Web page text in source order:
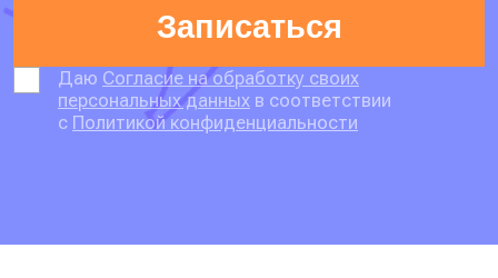
Записаться
Даю Согласие на обработку своих
персональных данных в соответствии
с Политикой конфиденциальности